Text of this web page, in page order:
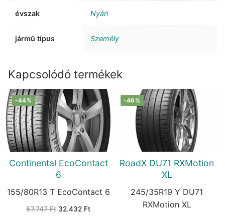
évszak Nyári
jármű típus Személy
Kapcsolódó termékek
-44%
Continental EcoContact
6
155/80R13 T EcoContact 6
57.747Ft Original
32.432 FtCurrent
-46%
RoadX DU71 RXMotion
XL
245/35R19 Y DU71
RXMotion XL